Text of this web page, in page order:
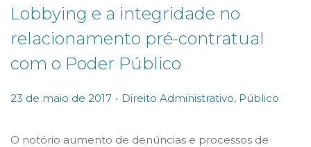
Lobbying e a integridade no
relacionamento pré-contratual
com o Poder Público
P
s
23 de maio de 2017 . P
s
Direito Administrativo, Público
O notório aumento de denúncias e processos de